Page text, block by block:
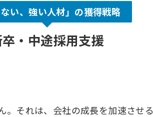
ない、強い人材」の獲得戦略
・中途採用支援
それは、会社の成長を加速させ